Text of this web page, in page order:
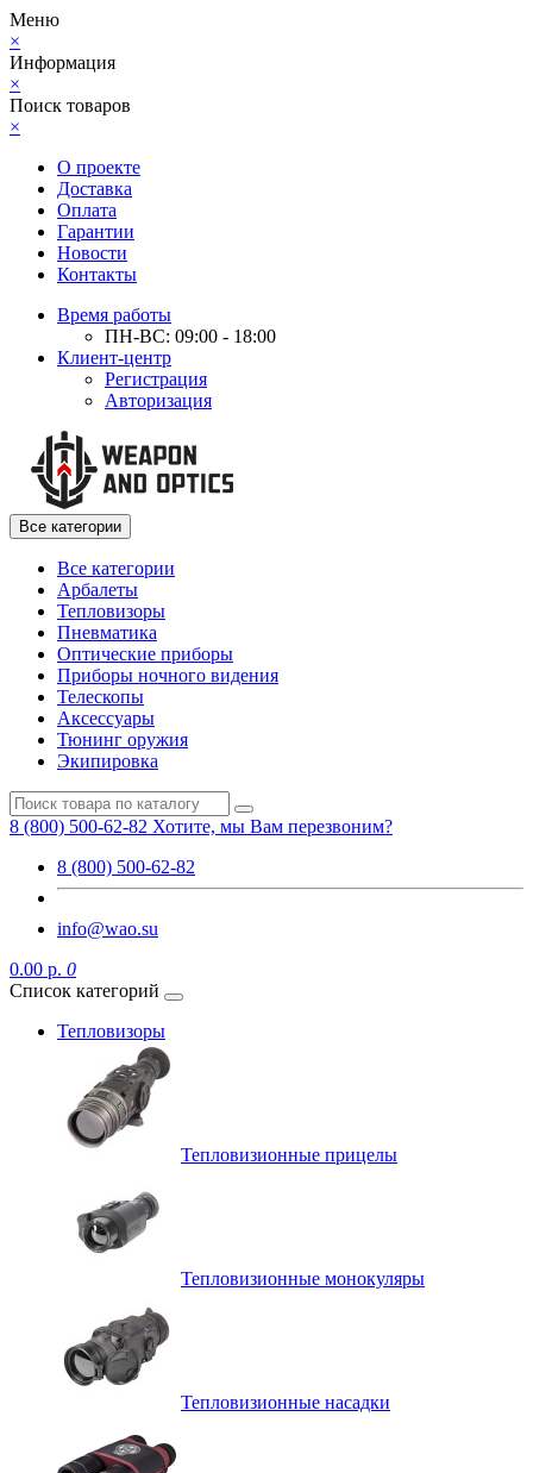
Меню
×
Информация
×
Поиск товаров
×
О проекте
Доставка
Оплата
Гарантии
Новости
Контакты
Время работы
ПН-ВС: 09:00 - 18:00
Клиент-центр
Регистрация
Авторизация
Все категории
Все категории
Арбалеты
Тепловизоры
Пневматика
Оптические приборы
Приборы ночного видения
Телескопы
Аксессуары
Тюнинг оружия
Экипировка
8 (800) 500-62-82 Хотите, мы Вам перезвоним?
8 (800) 500-62-82
info@wao.su
0.00 р. 0
Список категорий
Тепловизоры
Тепловизионные прицелы
Тепловизионные монокуляры
Тепловизионные насадки